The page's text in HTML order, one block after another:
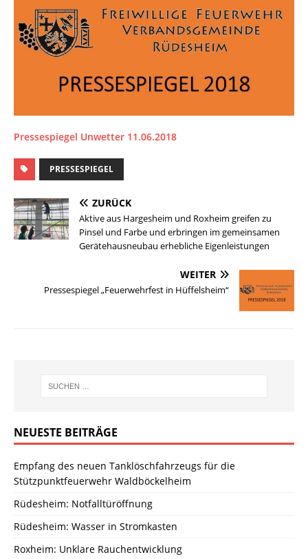
Pressespiegel Unwetter 11.06.2018
PRESSESPIEGEL
ZURÜCK
Aktive aus Hargesheim und Roxheim greifen zu
Pinsel und Farbe und erbringen im gemeinsamen
Gerätehausneubau erhebliche Eigenleistungen
WEITER
Pressespiegel „Feuerwehrfest in Hüffelsheim“
NEUESTE BEITRÄGE
Empfang des neuen Tanklöschfahrzeugs für die
Stützpunktfeuerwehr Waldböckelheim
Rüdesheim: Notfalltüröffnung
Rüdesheim: Wasser in Stromkasten
Roxheim: Unklare Rauchentwicklung